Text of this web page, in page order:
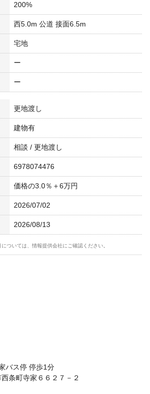
200%
西5.0m 公道 接面6.5m
宅地
ー
ー
更地渡し
建物有
相談 / 更地渡し
6978074476
価格の3.0％＋6万円
2026/07/02
2026/08/13
ついては、情報提供会社にご確認ください。
バス停 停歩1分
条町寺家６６２７－２